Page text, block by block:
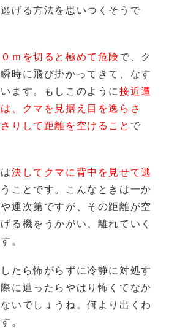
げる方法を思いつくそうで
ｍを切ると極めて危険で、ク
時に飛び掛かってきて、なす
ます。もしこのように接近遭
、クマを見据え目を逸らさ
りして距離を空けること で
決してクマに背中を見せて逃
ことです。こんなときは一か
運次第ですが、その距離が空
る機をうかがい、離れていく
。
たら怖がらずに冷静に対処す
に遭ったらやはり怖くてなか
いでしょうね。何より出くわ
。